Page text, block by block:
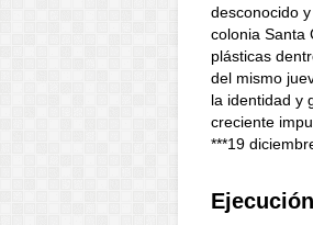
desconocido
colonia Santa
plásticas
del mismo
la identidad y
creciente
***19